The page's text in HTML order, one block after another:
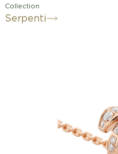
Collection
Serpenti
incarne la
l’icône de
puissante et
serpent